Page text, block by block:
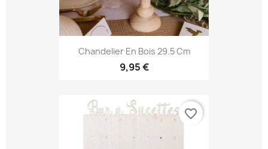
Chandelier En Bois 29.5 Cm
9,95 €
favorite_border